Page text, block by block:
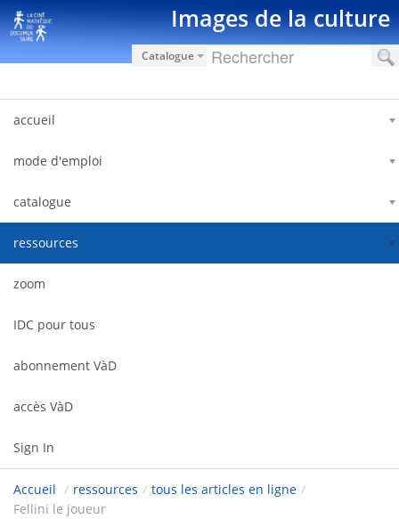
Skip to Content Images de la culture
Catalogue
accueil
mode d'emploi
catalogue
ressources
zoom
IDC pour tous
abonnement VàD
accès VàD
Sign In
Accueil / ressources / tous les articles en ligne /
Fellini le joueur